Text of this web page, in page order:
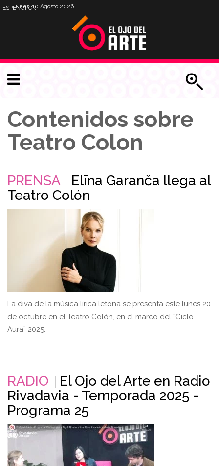
Lunes, 10 Agosto 2026
ESPENGPORT
Contenidos sobre
Teatro Colon
PRENSA
Elīna Garanča llega al
Teatro Colón
La diva de la música lírica letona se presenta este lunes 20
de octubre en el Teatro Colón, en el marco del “Ciclo
Aura” 2025.
RADIO
El Ojo del Arte en Radio
Rivadavia - Temporada 2025 -
Programa 25